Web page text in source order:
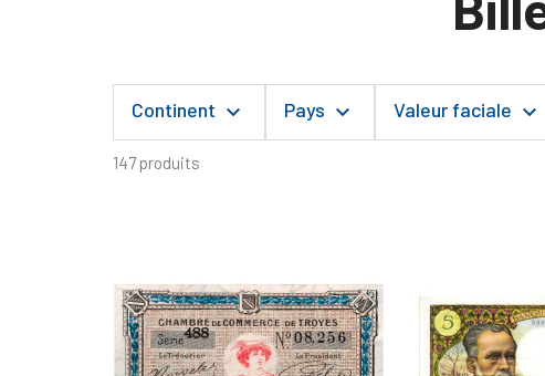
Continent keyboard_arrow_down Pays keyboard_arrow_down Valeur faciale keyboard_arrow_down
147 produits